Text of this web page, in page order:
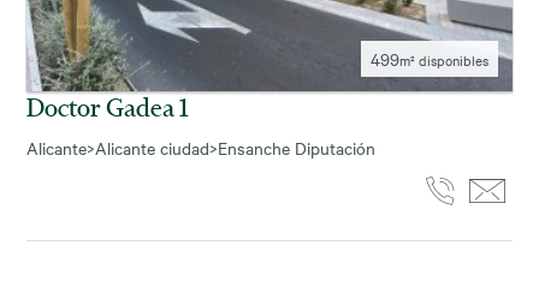
499m² disponibles
Doctor Gadea 1
Alicante>Alicante ciudad>Ensanche Diputación